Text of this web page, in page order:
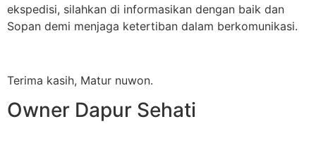
ekspedisi, silahkan di informasikan dengan baik dan
Sopan demi menjaga ketertiban dalam berkomunikasi.
Terima kasih, Matur nuwon.
Owner Dapur Sehati